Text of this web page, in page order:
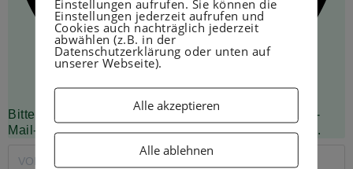
Bitte schaue in dein Postfach und bestätige deine E-
Mail-Adresse, um dein kostenloses PDF zu erhalten.
Einstellungen aufrufen. Sie können die
Einstellungen jederzeit aufrufen und
Cookies auch nachträglich jederzeit
abwählen (z.B. in der
Datenschutzerklärung oder unten auf
unserer Webseite).
Alle akzeptieren
Alle ablehnen